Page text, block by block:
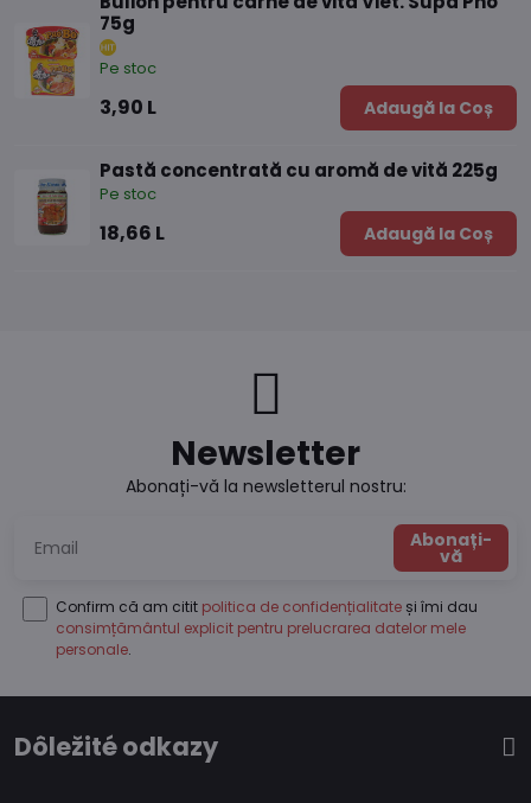
75g
Pe stoc
3,90 L Adaugă la Coș
Pastă concentrată cu aromă de vită 225g
Pe stoc
18,66 L Adaugă la Coș
Newsletter
Abonați-vă la newsletterul nostru:
Abonați-
vă
Confirm că am citit politica de confidențialitate și îmi dau
consimțământul explicit pentru prelucrarea datelor mele
personale.
Dôležité odkazy